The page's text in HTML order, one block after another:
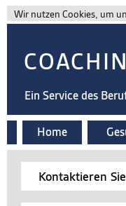
Wir nutzen Cookies, um
Ein Service des
Home
Kontaktieren